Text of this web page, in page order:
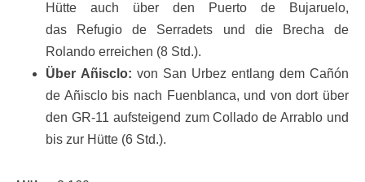
Hütte auch über den Puerto de Bujaruelo,
das Refugio de Serradets und die Brecha de
Rolando erreichen (8 Std.).
Über Añisclo: von San Urbez entlang dem Cañón
de Añisclo bis nach Fuenblanca, und von dort über
den GR-11 aufsteigend zum Collado de Arrablo und
bis zur Hütte (6 Std.).